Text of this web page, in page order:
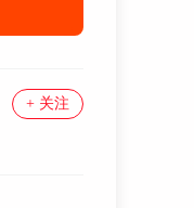
+ 关注